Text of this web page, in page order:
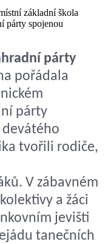
základní škola
párty spojenou
párty
pořádala
párty
devátého
tvořili rodiče,
V zábavném
a žáci
jevišti
tanečních